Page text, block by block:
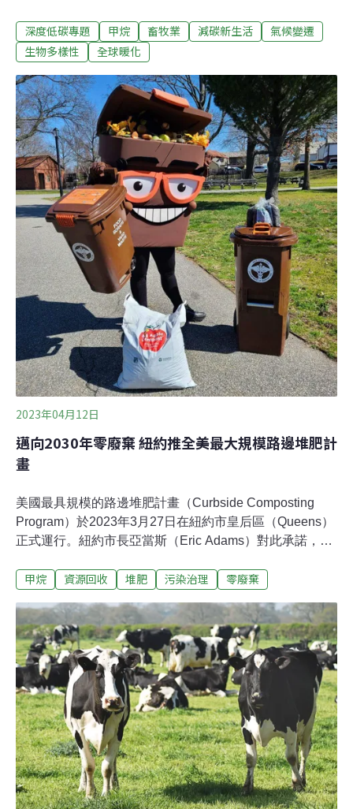
成天吃飽打嗝放屁的牛羊，排放大量甲烷，也讓政府傷透
腦筋。牛羊等草食動物在消化纖維素後，會以打嗝或放屁
也宣布以2017年為基準，2030年前甲烷排放降低10%；
2050年甲烷排放降低24%至47%。然而，放屁打嗝乃是牛
羊自然生理現象，政府無法禁止，更不可能要人民少賺
錢，於是將希望寄託在科學上。一般動物無法將植物纖維
素轉換為能量。但牛羊等草食動物演化出一套與微生物合
作的特殊消化系統。牛羊擁有四個胃，其中最大的胃──瘤
胃（Rumen）含有能分解纖維素的大量微生物，以及一群
被稱為甲烷菌（methanogen）的古細菌（Archaea）。微
生物進行
深度低碳專題 甲烷 畜牧業 減碳新生活
氣候變遷
生物多樣性
全球暖化
2023年04月12日
邁向2030年零廢棄 紐約推全美最大規模路邊堆肥計
畫
美國最具規模的路邊堆肥計畫（Curbside Composting
Program）於2023年3月27日在紐約市皇后區（Queens）
正式運行。紐約市長亞當斯（Eric Adams）對此承諾，將
區。紐約網路媒體《Gothamist》指出，由於缺乏資金挹
數的社區會提供路邊堆肥服務，全市觸及率甚至不到
40％。對此，紐約市衛生局（DSNY）希望藉由本次的擴
大路邊堆肥計畫，增加整個紐約市的路邊堆肥覆蓋率。紐
約市政府表示，這項新式的路邊堆肥收集服務最早在2022
年10月3日於皇后區試運行，無論是過期食物、廚餘、落
葉或其它可用於製造堆肥的食品及庭院廢棄物，皇后區的
居民皆可將這些廢棄物交給每週前來收取的清潔隊員，亦
可放入街道上的智慧堆肥箱內。在試運行的3個月中，紐
約市政府這項標榜免費、自動化且全年無休的
甲烷 資源回收 堆肥 污染治理 零廢棄